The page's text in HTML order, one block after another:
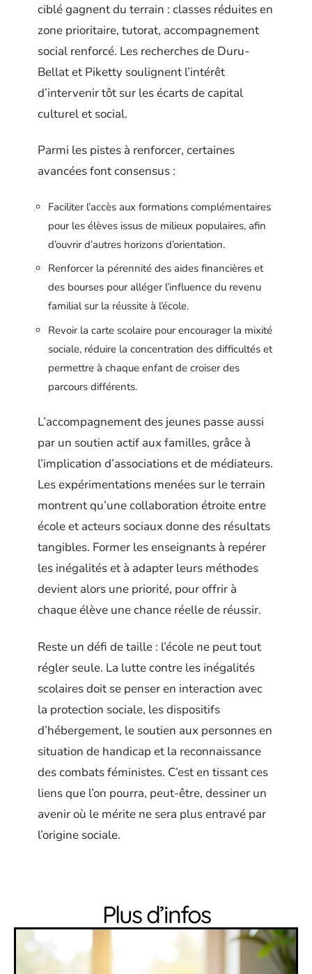
ciblé gagnent du terrain : classes réduites en
zone prioritaire, tutorat, accompagnement
social renforcé. Les recherches de Duru-
Bellat et Piketty soulignent l’intérêt
d’intervenir tôt sur les écarts de capital
culturel et social.
Parmi les pistes à renforcer, certaines
avancées font consensus :
Faciliter l’accès aux formations complémentaires
pour les élèves issus de milieux populaires, afin
d’ouvrir d’autres horizons d’orientation.
Renforcer la pérennité des aides financières et
des bourses pour alléger l’influence du revenu
familial sur la réussite à l’école.
Revoir la carte scolaire pour encourager la mixité
sociale, réduire la concentration des difficultés et
permettre à chaque enfant de croiser des
parcours différents.
L’accompagnement des jeunes passe aussi
par un soutien actif aux familles, grâce à
l’implication d’associations et de médiateurs.
Les expérimentations menées sur le terrain
montrent qu’une collaboration étroite entre
école et acteurs sociaux donne des résultats
tangibles. Former les enseignants à repérer
les inégalités et à adapter leurs méthodes
devient alors une priorité, pour offrir à
chaque élève une chance réelle de réussir.
Reste un défi de taille : l’école ne peut tout
régler seule. La lutte contre les inégalités
scolaires doit se penser en interaction avec
la protection sociale, les dispositifs
d’hébergement, le soutien aux personnes en
situation de handicap et la reconnaissance
des combats féministes. C’est en tissant ces
liens que l’on pourra, peut-être, dessiner un
avenir où le mérite ne sera plus entravé par
l’origine sociale.
Plus d’infos